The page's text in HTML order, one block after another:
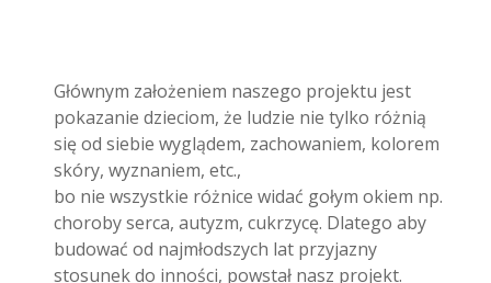
Głównym założeniem naszego projektu jest
pokazanie dzieciom, że ludzie nie tylko różnią
się od siebie wyglądem, zachowaniem, kolorem
skóry, wyznaniem, etc.,
bo nie wszystkie różnice widać gołym okiem np.
choroby serca, autyzm, cukrzycę. Dlatego aby
budować od najmłodszych lat przyjazny
stosunek do inności, powstał nasz projekt.